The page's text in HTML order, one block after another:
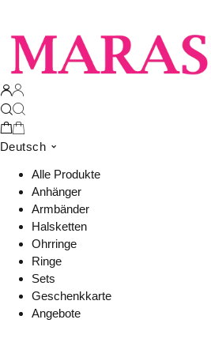
Deutsch
Alle Produkte
Anhänger
Armbänder
Halsketten
Ohrringe
Ringe
Sets
Geschenkkarte
Angebote